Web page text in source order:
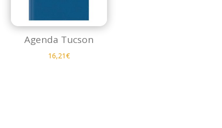
Agenda Tucson
16,21€